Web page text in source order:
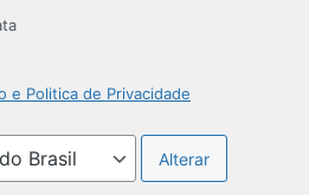
e Politica de Privacidade